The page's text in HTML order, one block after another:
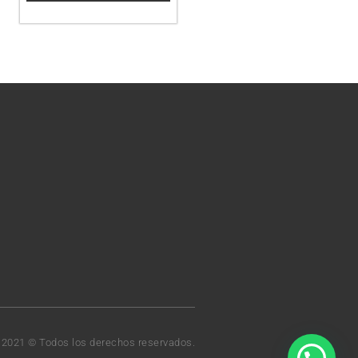
© Todos los derechos reservados.